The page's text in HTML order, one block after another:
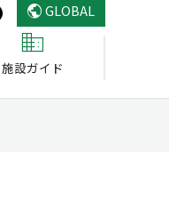
GLOBAL
施設ガイド